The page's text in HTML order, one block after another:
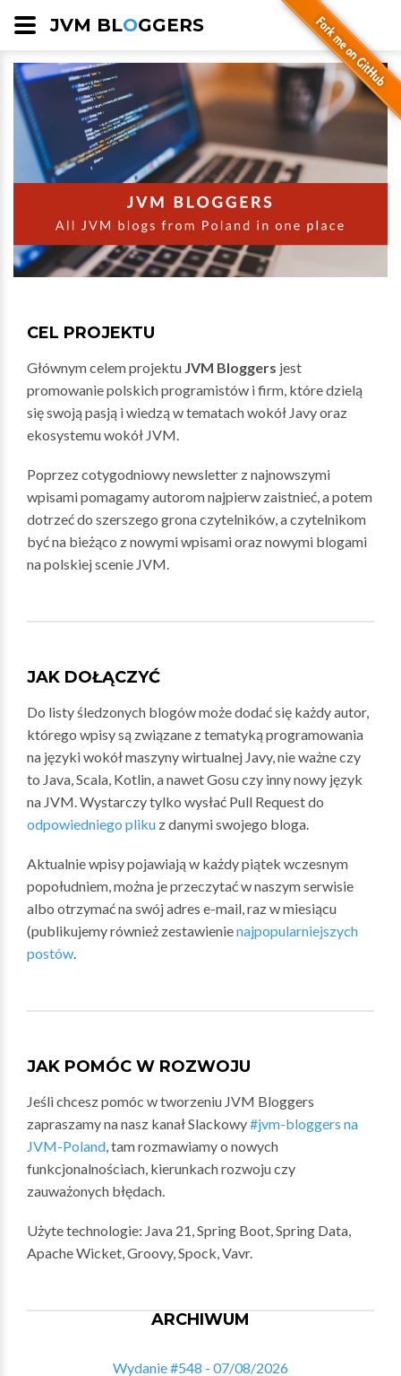
JVM BLOGGERS
CEL PROJEKTU
Głównym celem projektu JVM Bloggers jest
promowanie polskich programistów i firm, które dzielą
się swoją pasją i wiedzą w tematach wokół Javy oraz
ekosystemu wokół JVM.
Poprzez cotygodniowy newsletter z najnowszymi
wpisami pomagamy autorom najpierw zaistnieć, a potem
dotrzeć do szerszego grona czytelników, a czytelnikom
być na bieżąco z nowymi wpisami oraz nowymi blogami
na polskiej scenie JVM.
JAK DOŁĄCZYĆ
Do listy śledzonych blogów może dodać się każdy autor,
którego wpisy są związane z tematyką programowania
na języki wokół maszyny wirtualnej Javy, nie ważne czy
to Java, Scala, Kotlin, a nawet Gosu czy inny nowy język
na JVM. Wystarczy tylko wysłać Pull Request do
odpowiedniego pliku z danymi swojego bloga.
Aktualnie wpisy pojawiają w każdy piątek wczesnym
popołudniem, można je przeczytać w naszym serwisie
albo otrzymać na swój adres e-mail, raz w miesiącu
(publikujemy również zestawienienajpopularniejszych
postów.
JAK POMÓC W ROZWOJU
Jeśli chcesz pomóc w tworzeniu JVM Bloggers
zapraszamy na nasz kanał Slackowy#jvm-bloggers na
JVM-Poland, tam rozmawiamy o nowych
funkcjonalnościach, kierunkach rozwoju czy
zauważonych błędach.
Użyte technologie: Java 21, Spring Boot, Spring Data,
Apache Wicket, Groovy, Spock, Vavr.
ARCHIWUM
Wydanie #548 - 07/08/2026